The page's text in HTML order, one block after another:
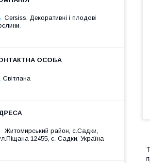
Cersiss. Декоративні і плодові
Світлана
Житомирський район, с.Садки,
12455, с. Садки, Україна